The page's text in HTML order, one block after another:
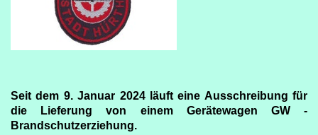
Seit dem 9. Januar 2024 läuft eine Ausschreibung für
die Lieferung von einem Gerätewagen GW -
Brandschutzerziehung.